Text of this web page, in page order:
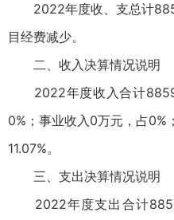
2022年度收、支总计
目经费减少。
二、收入决算情况说明
2022年度收入合计
0%；事业收入0万元，占
11.07%。
三、支出决算情况说明
2022年度支出合计